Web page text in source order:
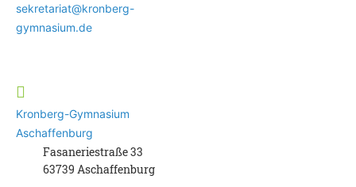
sekretariat@kronberg-
gymnasium.de
Kronberg-Gymnasium
Aschaffenburg
Fasaneriestraße 33
63739 Aschaffenburg